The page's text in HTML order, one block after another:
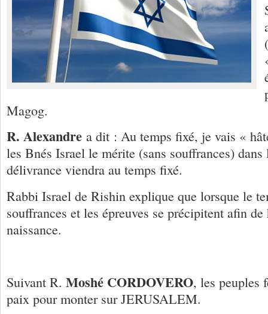
Magog.
R. Alexandre a dit : Au temps fixé, je vais «
les Bnés Israel le mérite (sans souffrances)
délivrance viendra au temps fixé.
Rabbi Israel de Rishin explique que lorsque le
souffrances et les épreuves se précipitent afin de
naissance.
Suivant R. Moshé CORDOVERO, les peuples
paix pour monter sur JERUSALEM.